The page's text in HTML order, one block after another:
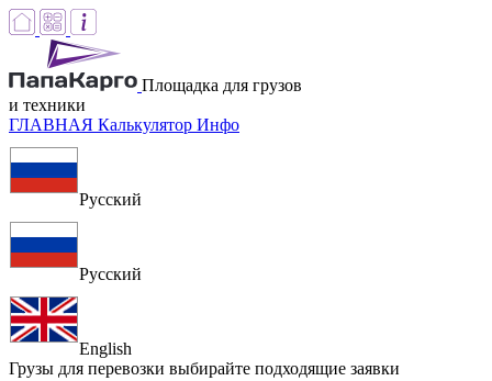
Площадка для грузов
и техники
ГЛАВНАЯ Калькулятор Инфо
Русский
Русский
English
Грузы для перевозки выбирайте подходящие заявки